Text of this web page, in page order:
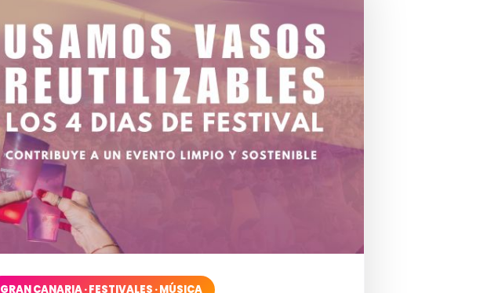
GRAN CANARIA · FESTIVALES · MÚSICA